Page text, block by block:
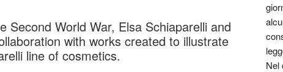
Second World War, Elsa Schiaparelli and
with works created to illustrate
line of cosmetics.
Nel